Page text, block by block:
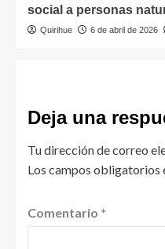
social a personas
Quirihue 6 de abril de 2026
Deja una
Tu dirección de correo
Los campos obligatorios
Comentario *